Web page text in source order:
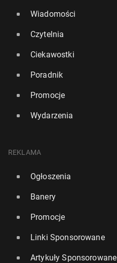
Wiadomości
Czytelnia
Ciekawostki
Poradnik
Promocje
Wydarzenia
REKLAMA
Ogłoszenia
Banery
Promocje
Linki Sponsorowane
Artykuły Sponsorowane